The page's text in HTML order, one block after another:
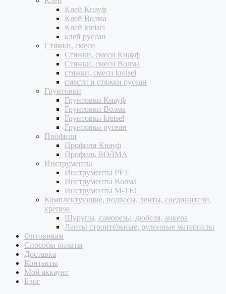
Клей Кнауф
Клей Волма
Клей kreisel
клей русеан
Стяжки, смеси
Стяжки, смеси Кнауф
Стяжки, смеси Волма
стяжки, смеси kreisel
смести и стяжки русеан
Грунтовки
Грунтовки Кнауф
Грунтовки Волма
Грунтовки kreisel
Грунтовки русеан
Профили
Профили Кнауф
Профиль ВОЛМА
Инструменты
Инструменты PFT
Инструменты Волма
Инструменты M-TEC
Комплектующие, подвесы, ленты, соединители,
крепеж
Шурупы, саморезы, дюбеля, анкера
Ленты строительные, рулонные материалы
Оптовикам
Способы оплаты
Доставка
Контакты
Мой аккаунт
Блог